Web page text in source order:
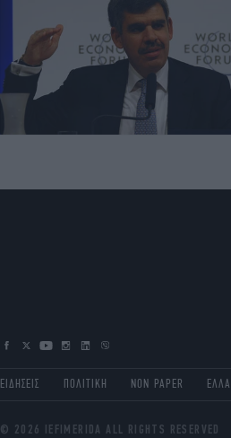
ΕΙΔΗΣΕΙΣ ΠΟΛΙΤΙΚΗ NON PAPER
© 2026 IEFIMERIDA ALL RIGHTS RESERVED